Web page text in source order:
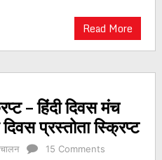
Read More
– हिंदी दिवस मंच
प्रस्तोता स्क्रिप्ट
15 Comments